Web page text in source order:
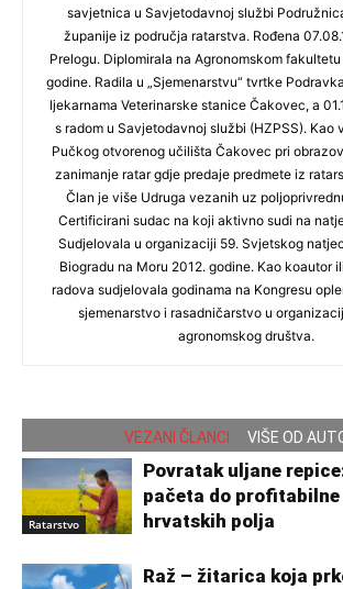
savjetnica u Savjetodavnoj službi
županije iz područja ratarstva. Rođena
Prelogu. Diplomirala na Agronomskom
godine. Radila u „Sjemenarstvu“ tvrtke
ljekarnama Veterinarske stanice Čakovec, a
s radom u Savjetodavnoj službi (HZPSS). Kao
Pučkog otvorenog učilišta Čakovec pri
zanimanje ratar gdje predaje predmete iz
Član je više Udruga vezanih uz
Certificirani sudac na koji aktivno sudi na
Sudjelovala u organizaciji 59. Svjetskog
Biogradu na Moru 2012. godine. Kao koautor
radova sudjelovala godinama na Kongresu
sjemenarstvo i rasadničarstvo u
agronomskog društva.
VEZANI ČLANCI VIŠE OD
Ratarstvo
Povratak uljane
pačeta do profitabilne
hrvatskih polja
Raž – žitarica koja